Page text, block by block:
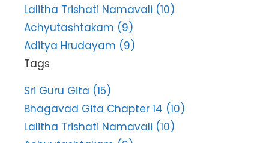
Lalitha Trishati Namavali (10)
Achyutashtakam (9)
Aditya Hrudayam (9)
Tags
Sri Guru Gita (15)
Bhagavad Gita Chapter 14 (10)
Lalitha Trishati Namavali (10)